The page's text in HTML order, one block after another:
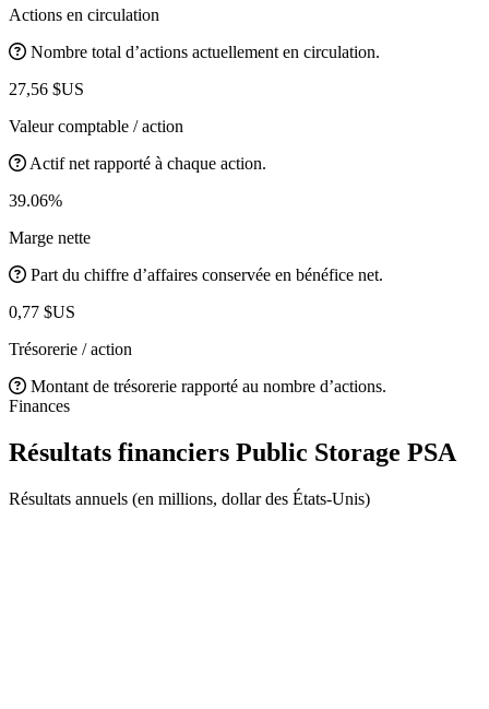
Actions en circulation
Nombre total d’actions actuellement en circulation.
27,56 $US
Valeur comptable / action
Actif net rapporté à chaque action.
39.06%
Marge nette
Part du chiffre d’affaires conservée en bénéfice net.
0,77 $US
Trésorerie / action
Montant de trésorerie rapporté au nombre d’actions.
Finances
Résultats financiers Public Storage PSA
Résultats annuels (en millions, dollar des États-Unis)